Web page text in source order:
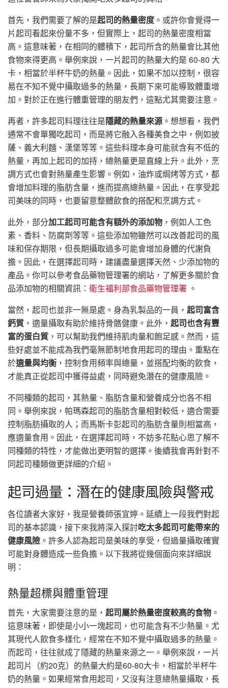
首先，我們需要了解的是起司的熱量密度 。或許你會覺得一
片起司看起來份量不多，但實際上，起司的熱量密度相當
高。這意味著，在相同的體積下，起司所含的熱量會比其他
食物來得更高。舉例來說，一片起司的熱量大約是 60-80 大
卡，相當於半杯牛奶的熱量。因此，如果不加以控制，很容
易在不知不覺中攝取過多的熱量，長期下來可能導致體重增
加。對於正在進行體重管理的朋友們，這點尤其需要注意。
再者，許多起司料理往往是隱藏的熱量來源 。想想看，我們
通常不會單獨吃起司，而是將它融入各種美食之中，例如披
薩、義大利麵、漢堡等等。這些料理本身可能就含有不低的
熱量，再加上起司的加持，總熱量更是直線上升。此外，烹
調方式也會對熱量產生影響。例如，油炸或焗烤等方式，都
會增加料理的脂肪含量，進而提高總熱量。因此，在享受起
司美味的同時，也要留意整體飲食的搭配和烹調方式。
此外，部分加工起司可能含有額外的添加物 ，例如人工色
素、香料、防腐劑等等。這些添加物雖然可以改善起司的風
味和保存期限，但長期攝取過多可能會增加身體的代謝負
擔。因此，在選擇起司時，建議盡量選擇天然、少添加物的
產品。你可以參考食品藥物管理署的網站，了解更多關於食
品添加物的相關資訊： 衛生福利部食品藥物管理署 。
當然，起司也並非一無是處。身為乳製品的一員， 起司富含
鈣質 ，適量攝取有助於維持骨骼健康。此外， 起司也含有豐
富的蛋白質 ，可以幫助我們維持肌肉量和飽足感。然而，這
些好處並不能成為我們毫無節制地食用起司的理由。重點在
於適量與均衡 ，控制食用頻率與總量，並搭配均衡的飲食，
才能真正從起司中獲得益處，同時避免潛在的健康風險。
不同種類的起司，其熱量、脂肪含量和營養成分也各不相
同。舉例來說，帕瑪森起司的脂肪含量相對較低，適合需要
控制脂肪攝取的人；而馬斯卡彭起司的脂肪含量則相當高，
應適量食用。因此，在選擇起司時，不妨多花點心思了解不
同種類的特性，才能做出更明智的選擇。後續我會再針對不
同起司種類做更詳細的介紹。
起司過量：潛在的健康風險與警戒
各位讀者大家好，我是營養師張宜婷。延續上一段我們對起
司的基本認識，接下來我將深入探討吃太多起司可能帶來的
健康風險 。許多人認為起司是美味的享受，但過量攝取確實
可能對身體造成一些負擔。以下我將從幾個面向來詳細說
明：
熱量超標與體重管理
首先，大家需要注意的是， 起司屬於熱量密度較高的食物 。
這意味著，即使是小小一塊起司，也可能含有不少熱量。尤
其現代人飲食多樣化，經常在不知不覺中攝取過多的熱量。
而起司，往往就成了隱藏的熱量來源之一。舉例來說，一片
起司片（約20克）的熱量大約是60-80大卡，相當於半杯牛
奶的熱量。如果經常食用起司，又沒有注意總熱量攝取，長